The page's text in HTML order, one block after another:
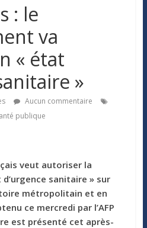
: le
va
« état
»
Aucun commentaire
publique
veut autoriser la
sanitaire » sur
métropolitain et en
ce mercredi par l’AFP
est présenté cet après-